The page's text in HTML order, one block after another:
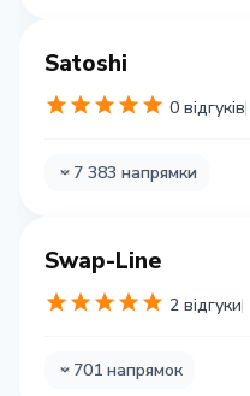
Satoshi
0 відгуків
7 383 напрямки
Swap-Line
2 відгуки
701 напрямок